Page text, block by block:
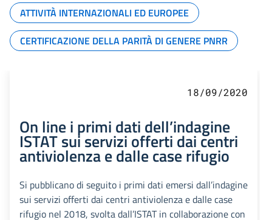
ATTIVITÀ INTERNAZIONALI ED EUROPEE
CERTIFICAZIONE DELLA PARITÀ DI GENERE PNRR
18/09/2020
On line i primi dati dell’indagine
ISTAT sui servizi offerti dai centri
antiviolenza e dalle case rifugio
Si pubblicano di seguito i primi dati emersi dall’indagine
sui servizi offerti dai centri antiviolenza e dalle case
rifugio nel 2018, svolta dall’ISTAT in collaborazione con